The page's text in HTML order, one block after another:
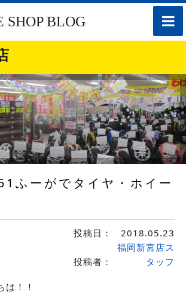
toggle
SHOP BLOG
ふーがでタイヤ・ホイー
投稿日： 2018.05.23
投稿者：
福岡新宮店ス
タッフ
は！！